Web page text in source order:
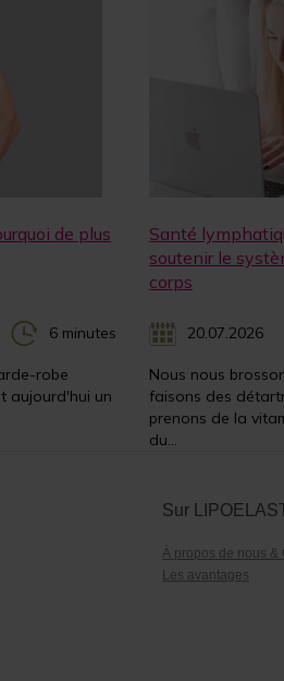
de plus
6 minutes
robe
aujourd'hui un
Santé
soutenir le
corps
20.07.2026
Nous nous
faisons des
prenons de la
du...
Sur
À propos de nous &
Les avantages